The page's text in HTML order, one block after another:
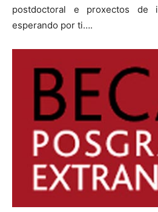
postdoctoral e proxectos de
esperando por ti….